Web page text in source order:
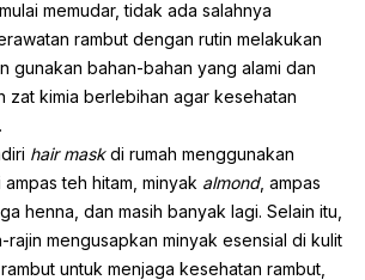
memudar, tidak ada salahnya
rambut dengan rutin melakukan
gunakan bahan-bahan yang alami dan
zat kimia berlebihan agar kesehatan
hair maskdi rumah menggunakan
teh hitam, minyak almond, ampas
henna, dan masih banyak lagi. Selain itu,
rajin mengusapkan minyak esensial di kulit
untuk menjaga kesehatan rambut,